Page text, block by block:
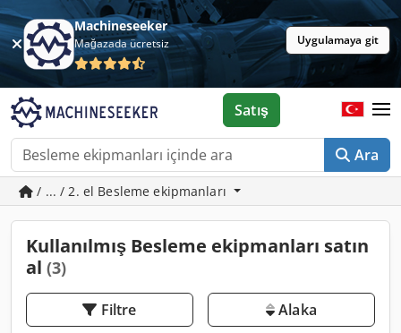
Machineseeker
Mağazada ücretsiz Uygulamaya git
Ara
Satış
/ ... / 2. el Besleme ekipmanları
Kullanılmış Besleme ekipmanları satın
al (3)
Filtre Alaka